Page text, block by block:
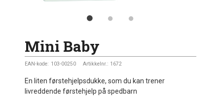
Mini Baby
EAN-kode: 103-00250 Artikkelnr.: 1672
En liten førstehjelpsdukke, som du kan trener
livreddende førstehjelp på spedbarn